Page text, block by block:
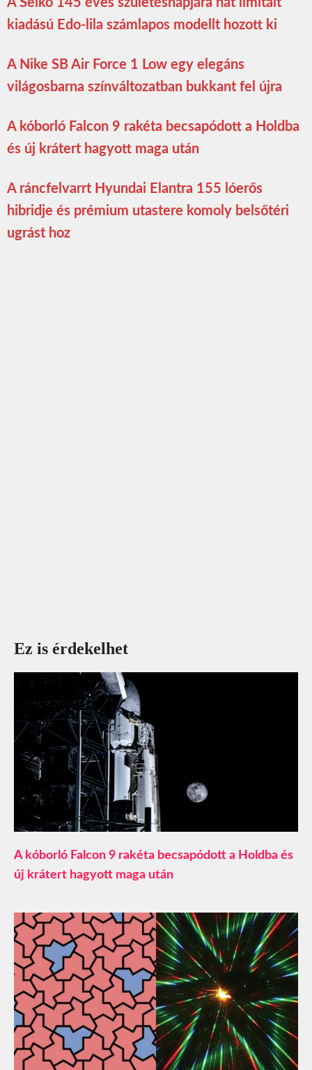
kiadású Edo-lila számlapos modellt hozott ki
A Nike SB Air Force 1 Low egy elegáns
világosbarna színváltozatban bukkant fel újra
A kóborló Falcon 9 rakéta becsapódott a Holdba
és új krátert hagyott maga után
A ráncfelvarrt Hyundai Elantra 155 lóerős
hibridje és prémium utastere komoly belsőtéri
ugrást hoz
Ez is érdekelhet
A kóborló Falcon 9 rakéta becsapódott a Holdba és
új krátert hagyott maga után